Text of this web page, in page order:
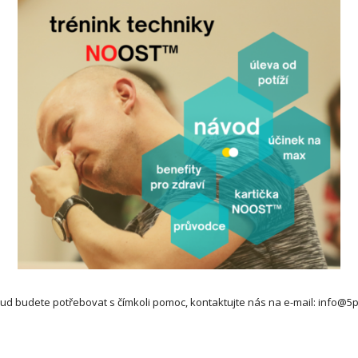
budete potřebovat s čímkoli pomoc, kontaktujte nás na e-mail: